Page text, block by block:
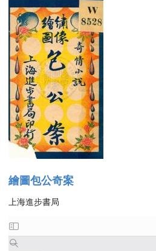
繪圖包公奇案
上海進步書局